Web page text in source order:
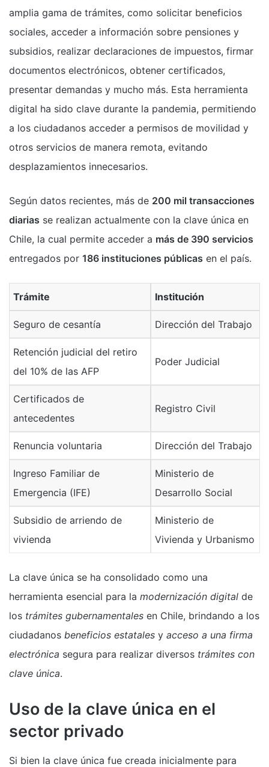
amplia gama de trámites, como solicitar beneficios
sociales, acceder a información sobre pensiones y
subsidios, realizar declaraciones de impuestos, firmar
documentos electrónicos, obtener certificados,
presentar demandas y mucho más. Esta herramienta
digital ha sido clave durante la pandemia, permitiendo
a los ciudadanos acceder a permisos de movilidad y
otros servicios de manera remota, evitando
desplazamientos innecesarios.
Según datos recientes, más de 200 mil transacciones
diarias se realizan actualmente con la clave única en
Chile, la cual permite acceder a más de 390 servicios
entregados por 186 instituciones públicas en el país.
Trámite Institución
Seguro de cesantía Dirección del Trabajo
Retención judicial del retiro
del 10% de las AFP
Poder Judicial
Certificados de
antecedentes
Registro Civil
Renuncia voluntaria Dirección del Trabajo
Ingreso Familiar de
Emergencia (IFE)
Ministerio de
Desarrollo Social
Subsidio de arriendo de
vivienda
Ministerio de
Vivienda y Urbanismo
La clave única se ha consolidado como una
herramienta esencial para la modernización digital de
los trámites gubernamentales en Chile, brindando a los
ciudadanos beneficios estatales y acceso a una firma
electrónica segura para realizar diversos trámites con
clave única.
Uso de la clave única en el
sector privado
Si bien la clave única fue creada inicialmente para